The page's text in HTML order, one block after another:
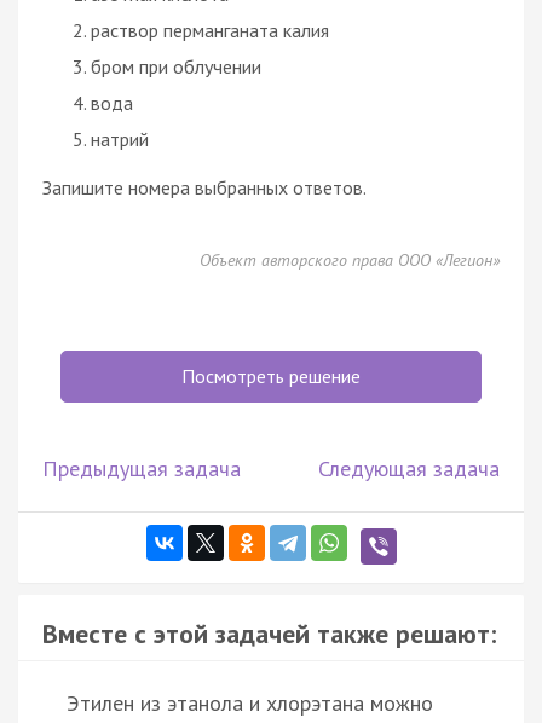
раствор перманганата калия
бром при облучении
вода
натрий
Запишите номера выбранных ответов.
Объект авторского права ООО «Легион»
Посмотреть решение
Предыдущая задача Следующая задача
Вместе с этой задачей также решают:
Этилен из этанола и хлорэтана можно